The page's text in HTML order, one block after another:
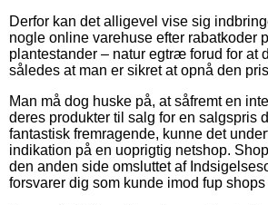
Derfor kan det alligevel vise sig
nogle online varehuse efter rabatkoder
plantestander – natur egtræ forud for at
således at man er sikret at opnå den
Man må dog huske på, at såfremt en
deres produkter til salg for en salgspris
fantastisk fremragende, kunne det
indikation på en uoprigtig netshop.
den anden side omsluttet af
forsvarer dig som kunde imod fup shops